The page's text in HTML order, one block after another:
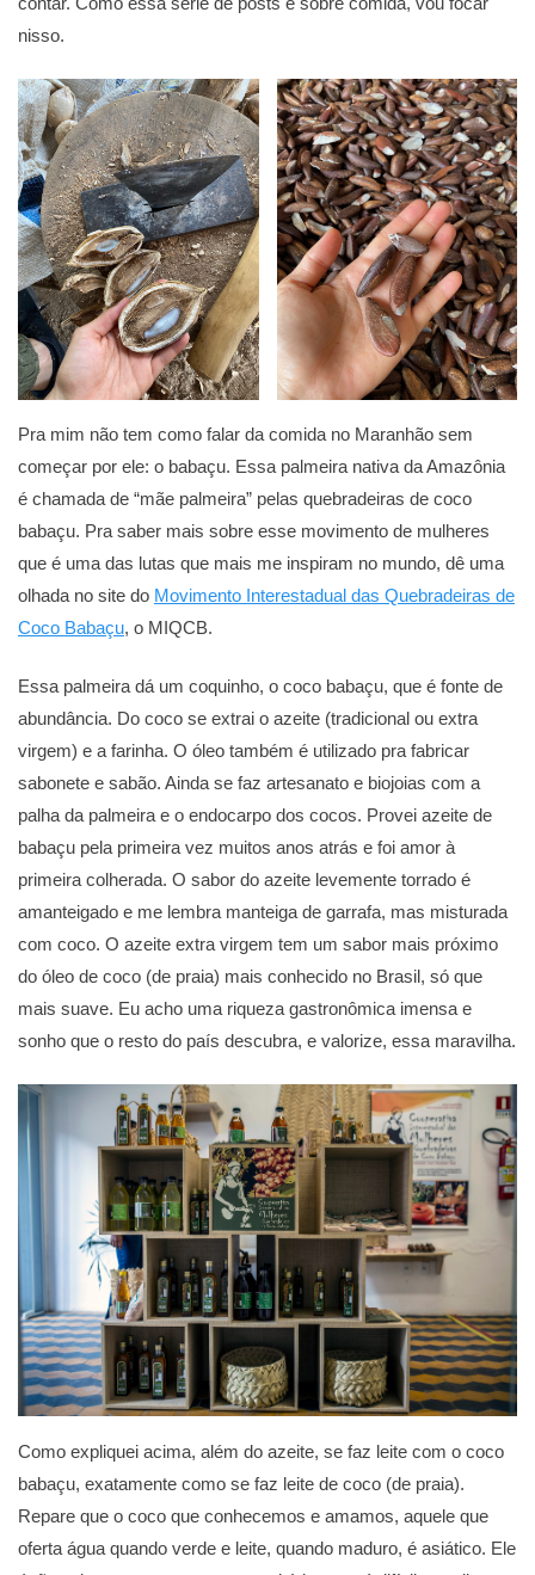
nisso.
Pra mim não tem como falar da comida no Maranhão sem
começar por ele: o babaçu. Essa palmeira nativa da Amazônia
é chamada de “mãe palmeira” pelas quebradeiras de coco
babaçu. Pra saber mais sobre esse movimento de mulheres
que é uma das lutas que mais me inspiram no mundo, dê uma
olhada no site do Movimento Interestadual das Quebradeiras de
Coco Babaçu, o MIQCB.
Essa palmeira dá um coquinho, o coco babaçu, que é fonte de
abundância. Do coco se extrai o azeite (tradicional ou extra
virgem) e a farinha. O óleo também é utilizado pra fabricar
sabonete e sabão. Ainda se faz artesanato e biojoias com a
palha da palmeira e o endocarpo dos cocos. Provei azeite de
babaçu pela primeira vez muitos anos atrás e foi amor à
primeira colherada. O sabor do azeite levemente torrado é
amanteigado e me lembra manteiga de garrafa, mas misturada
com coco. O azeite extra virgem tem um sabor mais próximo
do óleo de coco (de praia) mais conhecido no Brasil, só que
mais suave. Eu acho uma riqueza gastronômica imensa e
sonho que o resto do país descubra, e valorize, essa maravilha.
Como expliquei acima, além do azeite, se faz leite com o coco
babaçu, exatamente como se faz leite de coco (de praia).
Repare que o coco que conhecemos e amamos, aquele que
oferta água quando verde e leite, quando maduro, é asiático. Ele